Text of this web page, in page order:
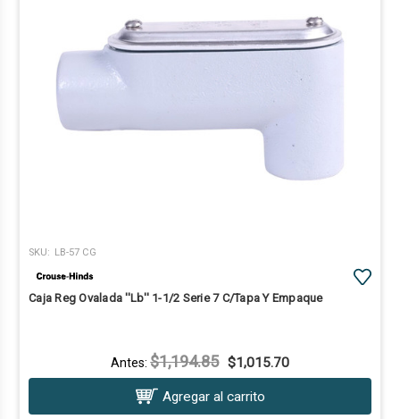
SKU: LB-57 CG
Caja Reg Ovalada ''Lb'' 1-1/2 Serie 7 C/Tapa Y Empaque
Antes:$1,194.85 $1,015.70
Agregar al carrito